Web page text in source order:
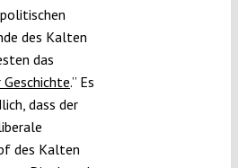
des Kalten
das
Geschichte.” Es
dass der
des Kalten